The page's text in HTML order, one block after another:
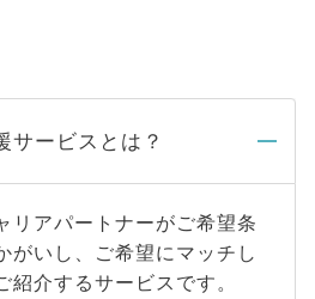
サービスとは？
リアパートナーがご希望条
がいし、ご希望にマッチし
紹介するサービスです。